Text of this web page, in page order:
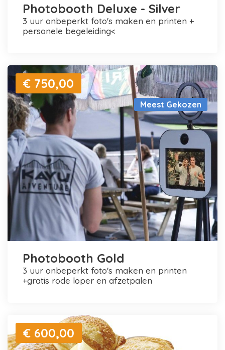
Photobooth Deluxe - Silver
3 uur onbeperkt foto's maken en printen +
personele begeleiding<
Meest Gekozen
€ 750,00
Photobooth Gold
3 uur onbeperkt foto's maken en printen
+gratis rode loper en afzetpalen
€ 600,00